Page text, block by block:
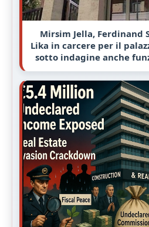
Mirsim Jella, Ferdinand
Lika in carcere per il
sotto indagine anche